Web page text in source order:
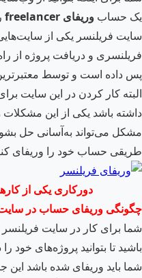
یک حساب وریفای freelancer
سایت فریلنسر یکی از
فریلنسری و دریافت پروژه از
پس داده است و توسط
البته کار کردن در این سایت
داشته باشد یکی از این مشکلات
مشکل می‌تواند به‌آسانی حل
طریقی حساب خود را وریفای
دورکاری یکی از
چگونگی وریفای حساب در سایت
شما برای کار در سایت
باشید تا بتوانید پروژه‌های خود
شما باید وریفای شده باشد